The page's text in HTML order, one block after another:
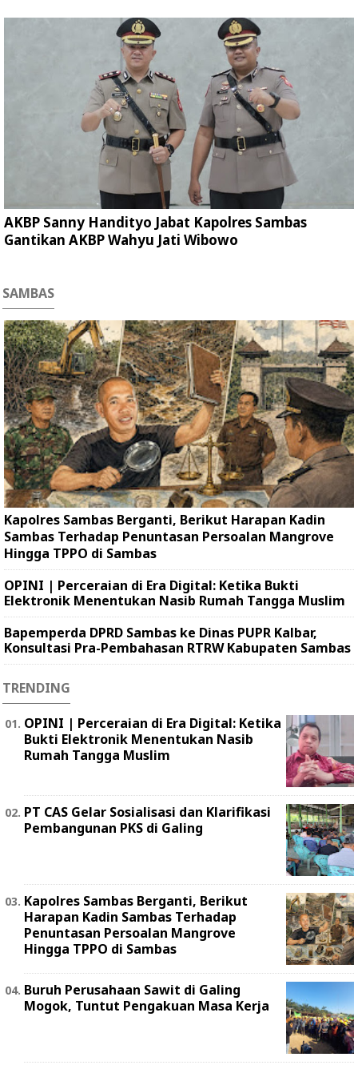
AKBP Sanny Handityo Jabat Kapolres Sambas
Gantikan AKBP Wahyu Jati Wibowo
SAMBAS
Kapolres Sambas Berganti, Berikut Harapan Kadin
Sambas Terhadap Penuntasan Persoalan Mangrove
Hingga TPPO di Sambas
OPINI | Perceraian di Era Digital: Ketika Bukti
Elektronik Menentukan Nasib Rumah Tangga Muslim
Bapemperda DPRD Sambas ke Dinas PUPR Kalbar,
Konsultasi Pra-Pembahasan RTRW Kabupaten Sambas
TRENDING
OPINI | Perceraian di Era Digital: Ketika
Bukti Elektronik Menentukan Nasib
Rumah Tangga Muslim
PT CAS Gelar Sosialisasi dan Klarifikasi
Pembangunan PKS di Galing
Kapolres Sambas Berganti, Berikut
Harapan Kadin Sambas Terhadap
Penuntasan Persoalan Mangrove
Hingga TPPO di Sambas
Buruh Perusahaan Sawit di Galing
Mogok, Tuntut Pengakuan Masa Kerja